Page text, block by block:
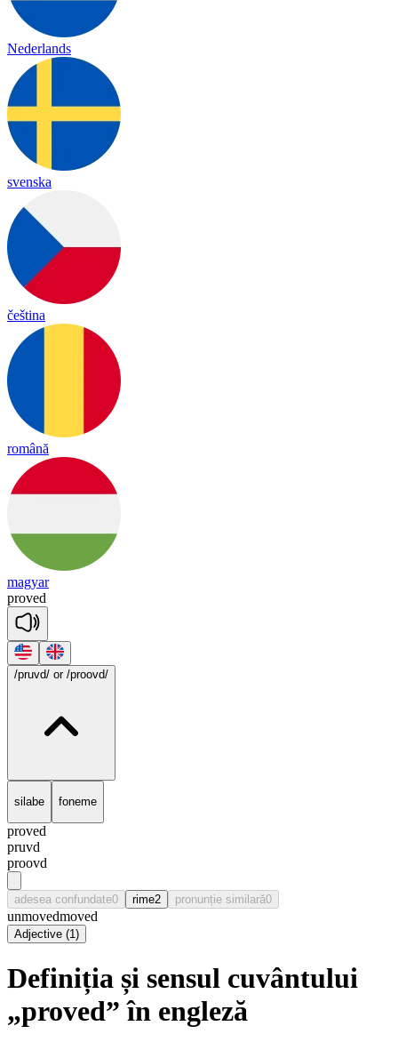
Nederlands
svenska
čeština
română
magyar
proved
/pruvd/ or /proovd/
silabe foneme
proved
pruvd
proovd
adesea confundate0 rime2 pronunție similară0
unmovedmoved
Adjective (1)
Definiția și sensul cuvântului
„proved” în engleză